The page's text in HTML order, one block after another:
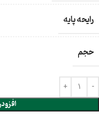
رایحه پایه
حجم